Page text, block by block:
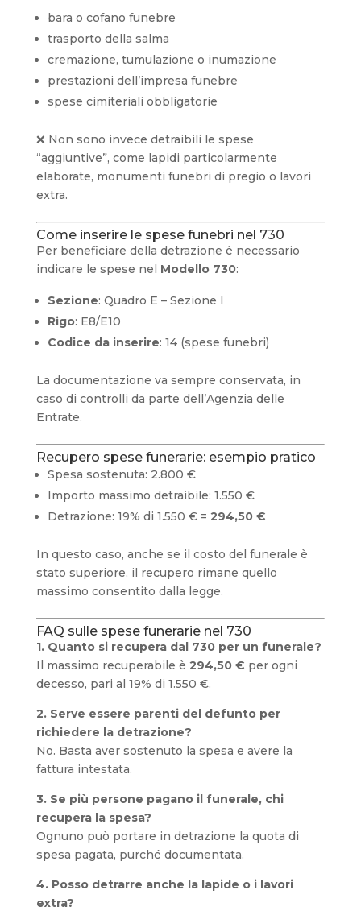
bara o cofano funebre
trasporto della salma
cremazione, tumulazione o inumazione
prestazioni dell’impresa funebre
spese cimiteriali obbligatorie
❌ Non sono invece detraibili le spese
“aggiuntive”, come lapidi particolarmente
elaborate, monumenti funebri di pregio o lavori
extra.
Come inserire le spese funebri nel 730
Per beneficiare della detrazione è necessario
indicare le spese nel Modello 730:
Sezione: Quadro E – Sezione I
Rigo: E8/E10
Codice da inserire: 14 (spese funebri)
La documentazione va sempre conservata, in
caso di controlli da parte dell’Agenzia delle
Entrate.
Recupero spese funerarie: esempio pratico
Spesa sostenuta: 2.800 €
Importo massimo detraibile: 1.550 €
Detrazione: 19% di 1.550 € = 294,50 €
In questo caso, anche se il costo del funerale è
stato superiore, il recupero rimane quello
massimo consentito dalla legge.
FAQ sulle spese funerarie nel 730
1. Quanto si recupera dal 730 per un funerale?
Il massimo recuperabile è 294,50 € per ogni
decesso, pari al 19% di 1.550 €.
2. Serve essere parenti del defunto per
richiedere la detrazione?
No. Basta aver sostenuto la spesa e avere la
fattura intestata.
3. Se più persone pagano il funerale, chi
recupera la spesa?
Ognuno può portare in detrazione la quota di
spesa pagata, purché documentata.
4. Posso detrarre anche la lapide o i lavori
extra?